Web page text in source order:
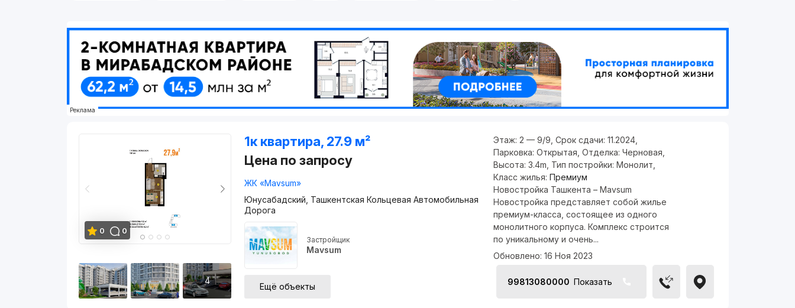
Реклама
0 0
4
1к квартира, 27.9 м²
Цена по запросу
ЖК «Mavsum»
Юнусабадский, Ташкентская Кольцевая Автомобильная
Дорога
Застройщик
Mavsum
Ещё объекты
Этаж: 2 — 9/9 Срок сдачи: 11.2024,
Парковка: Открытая Отделка: Черновая
Высота: 3.4m Тип постройки: Монолит
Класс жилья: Премиум
Новостройка Ташкента – Mavsum
Новостройка представляет собой жилье
премиум-класса, состоящее из одного
монолитного корпуса. Комплекс строится
по уникальному и очень...
Обновлено: 16 Ноя 2023
99813080000 Показать